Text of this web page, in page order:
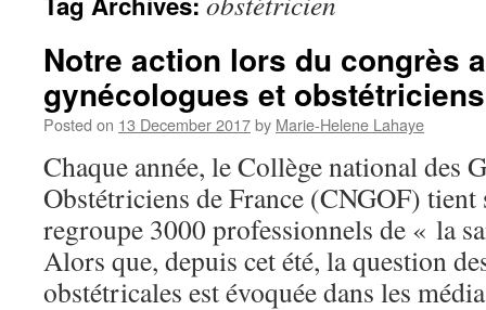
Notre action lors du congrès
gynécologues et obstétriciens
Posted on 13 December 2017by Marie-Helene Lahaye
Chaque année, le Collège national des
Obstétriciens de France (CNGOF) tient
regroupe 3000 professionnels de « la
Alors que, depuis cet été, la question
obstétricales est évoquée dans les